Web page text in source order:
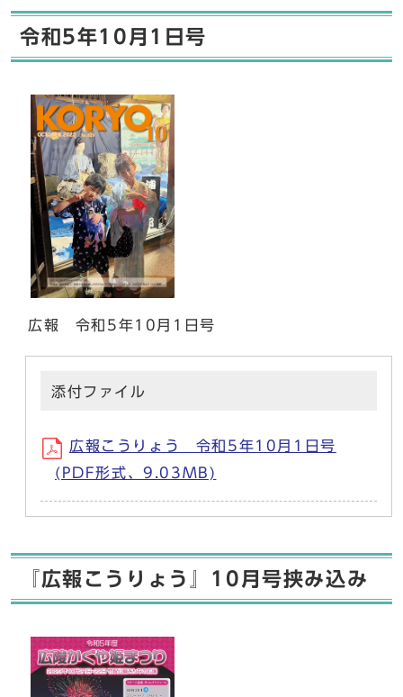
令和5年10月1日号
広報 令和5年10月1日号
添付ファイル
広報こうりょう 令和5年10月1日号
(PDF形式、9.03MB)
『広報こうりょう』10月号挟み込み